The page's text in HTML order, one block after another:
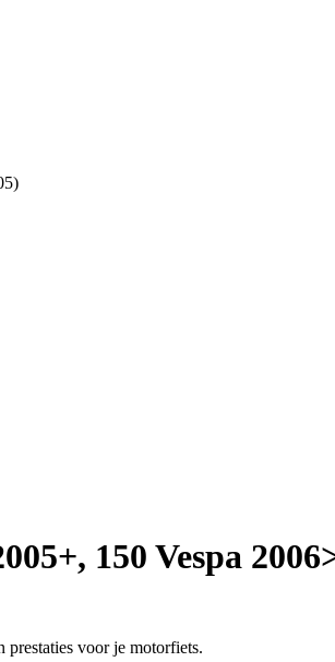
150 Vespa
voor je motorfiets.